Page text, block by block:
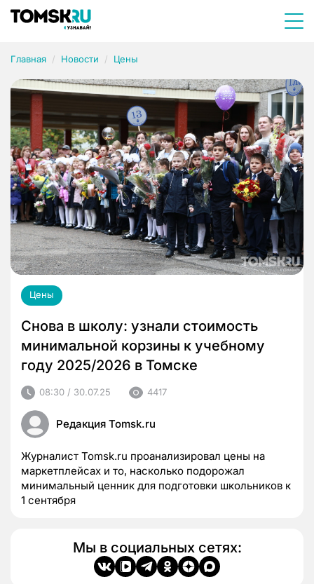
Главная Новости Цены
Цены
Снова в школу: узнали стоимость
минимальной корзины к учебному
году 2025/2026 в Томске
08:30 / 30.07.25 4417
Редакция Tomsk.ru
Журналист Tomsk.ru проанализировал цены на
маркетплейсах и то, насколько подорожал
минимальный ценник для подготовки школьников к
1 сентября
Мы в социальных сетях: